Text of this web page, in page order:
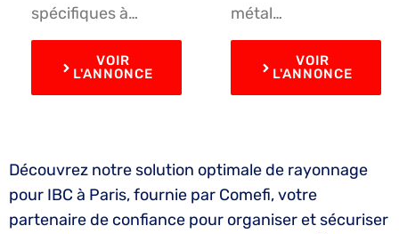
spécifiques à…
VOIR
L'ANNONCE
métal…
VOIR
L'ANNONCE
Découvrez notre solution optimale de rayonnage
pour IBC à Paris, fournie par Comefi, votre
partenaire de confiance pour organiser et sécuriser